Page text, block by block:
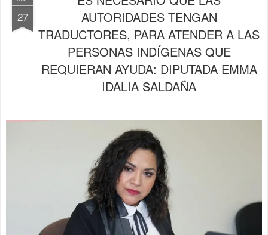
27
AUTORIDADES TENGAN
TRADUCTORES, PARA ATENDER A LAS
PERSONAS INDÍGENAS QUE
REQUIERAN AYUDA: DIPUTADA EMMA
IDALIA SALDAÑA